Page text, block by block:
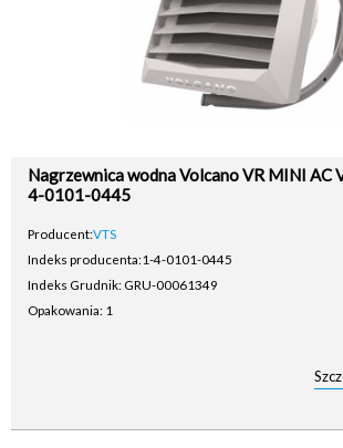
Nagrzewnica wodna Volcano VR MINI AC
4-0101-0445
Producent:VTS
Indeks producenta:1-4-0101-0445
Indeks Grudnik: GRU-00061349
Opakowania: 1